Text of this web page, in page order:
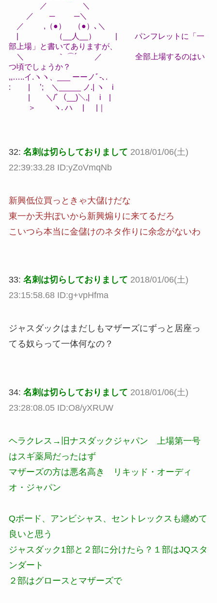
／ ＼
／ ─ ─＼
／ ,（●） （●）､＼
| （__人__） | パンフレットに「一
部上場」と書いてありますが、
＼ ｀ ⌒´ ／ 全部上場するのはい
つ頃でしょうか？
,,…..イ.ヽヽ、___ ーーノﾞ-､.
: | ’; ＼_____ ノ.| ヽ i
| ＼/ﾞ（__)＼,| i |
＞ ヽ. ハ | |｜
32: 名刺は切らしておりまして 2018/01/06(土)
22:39:33.28 ID:yZoVmqNb
新興低位買っときゃ大儲けだな
東一か天井ぽいから新興煽りに来てるだろ
こいつら本当に金儲けのネタ作りに余念がないわ
33: 名刺は切らしておりまして 2018/01/06(土)
23:15:58.68 ID:g+vpHfma
ジャスダックはまだしもマザーズにずっと居座っ
てる奴らって一体何なの？
34: 名刺は切らしておりまして 2018/01/06(土)
23:28:08.05 ID:O8/yXRUW
ヘラクレス→旧ナスダックジャパン 上場第一号
はスギ薬局だったはず
マザーズの方は悪名高き リキッド・オーディ
オ・ジャパン
Qボード、アンビシャス、セントレックスも纏めて
良いと思う
ジャスダック1部と２部に分けたら？１部はJQスタ
ンダート
２部はグロースとマザーズで